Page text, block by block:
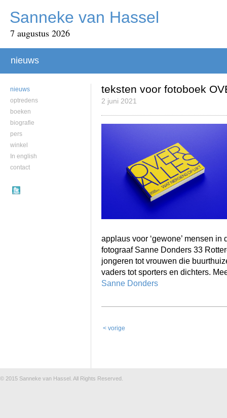
Sanneke van Hassel
7 augustus 2026
nieuws
nieuws
optredens
boeken
biografie
pers
winkel
In english
contact
teksten voor fotoboek
2 juni 2021
applaus voor ‘gewone’ mensen
fotograaf Sanne Donders 33
jongeren tot vrouwen die
vaders tot sporters en dichters.
Sanne Donders
< vorige
© 2015 Sanneke van Hassel . All Rights Reserved.